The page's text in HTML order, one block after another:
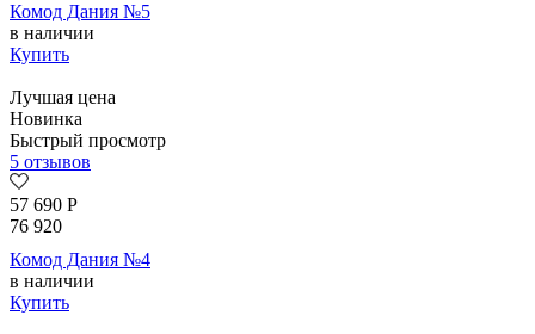
Комод Дания №5
в наличии
Купить
Лучшая цена
Новинка
Быстрый просмотр
5 отзывов
57 690 Р
76 920
Комод Дания №4
в наличии
Купить